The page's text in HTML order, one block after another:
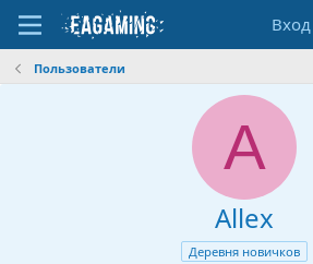
Вход
Пользователи
A
Allex
Деревня новичков